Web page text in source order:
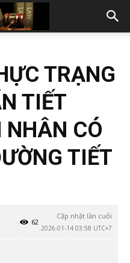
TRẠNG
TIẾT
NHÂN CÓ
TIẾT
Cập nhật lần cuối
2026-01-14 03:58 UTC+7
62